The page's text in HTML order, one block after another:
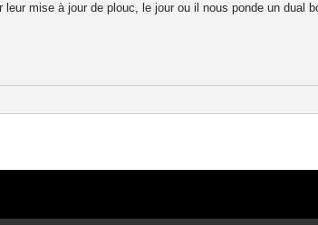
mise à jour de plouc, le jour ou il nous ponde un dual